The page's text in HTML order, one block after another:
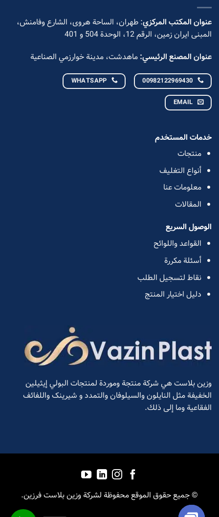
عنوان المكتب المركزي: طهران، الساحة هروی، الشارع وفامنش،
المبنی ایران زمین، الرقم 12، الوحدة 504 و 401
عنوان المصنع الرئيسي: ماهدشت، مدينة خوارزمي الصناعية
00982122969430
WHATSAPP
EMAIL
خدمات المستخدم
منتجات
أنواع التغليف
معلومات عنا
المقالات
الوصول السريع
القواعد واللوائح
أسئلة مكررة
نقاط لتسجیل الطلب
دليل اختيار المنتج
وزین بلاست هي شركة منتجة وموردة لمنتجات البولي إيثيلين
الخفيفة مثل النايلون والسيلوفان والتمدد و شیرینک واللفائف
الفقاعية وما إلى ذلك.
© جميع حقوق الموقع محفوظة لشركة وزین بلاست فرزين.